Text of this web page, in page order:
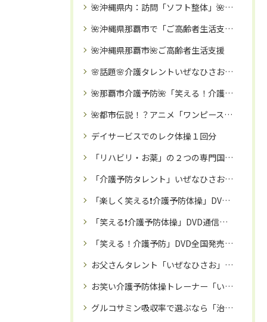
🌺沖縄県内：訪問「ソフト整体」🌺～ご高齢者・障がいのある方向け～🌈バキボキしないやさしい整体🌈
🌺沖縄県那覇市で「ご高齢者生活支援」🌺リハビリ専門家と行く！リハビリを兼ねた「買い物・病院受診同行」🌈
🌺沖縄県那覇市🌺ご高齢者生活支援
🌸話題🌸介護タレントいぜなひさお氏🌈毎月約1000人に「笑える体操❌エンタメ」活動を実施中㊗️‼️
🌺那覇市介護予防🌺「笑える！介護予防体操教室」で、笑って！！免疫力アップ・認知症予防・引きこもり予防を🌈
🌺都市伝説！？アニメ「ワンピース」海峡のジンベエモデルは沖縄県民の「いぜなひさお」氏では🌺！！
デイサービスでのレク体操１回分
「リハビリ・お薬」の２つの専門国家資格を保有するプロが推奨‼️「治療院専用サプリ」とは⁉️
「介護予防タレント」いぜなひさお氏🌸「笑い✖️介護予防体操」で、シニア・ご高齢者を笑顔で元気にさせる活動中🌈
「楽しく笑える❗️介護予防体操」DVDが、日本全国のデイサービス等の高齢者施設で話題に‼️
「笑える❗️介護予防体操」DVD通信販売🌈：専門家監修で安心
「笑える！介護予防」DVD全国発売中㊗️‼️リハビリ職として１０年以上キャリアのある「いぜなひさお」がお届けする、座ってできる約３０分体操✨大きく見やすい字幕付きDVD🌸レク教材にも👍
お父さんタレント「いぜなひさお」氏🌈介護予防活動・家族に向けた応援歌も歌う歌手活動・マルチタレントの「いぜなひさお」氏が大ブレイク中✨‼️
お笑い介護予防体操トレーナー「いぜなひさお」氏による、「笑える❗️介護予防体操教室」が沖縄で大盛況🌺
グルコサミン吸収率で選ぶなら「治療院サプリ」🌺専門家も絶賛サプリ❗️